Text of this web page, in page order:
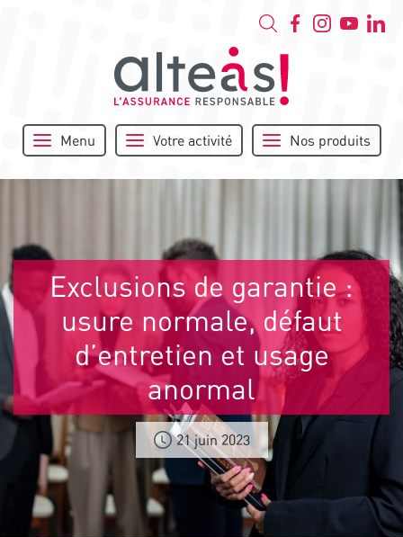
Menu Votre activité Nos produits
Exclusions de garantie :
usure normale, défaut
d’entretien et usage
anormal
21 juin 2023